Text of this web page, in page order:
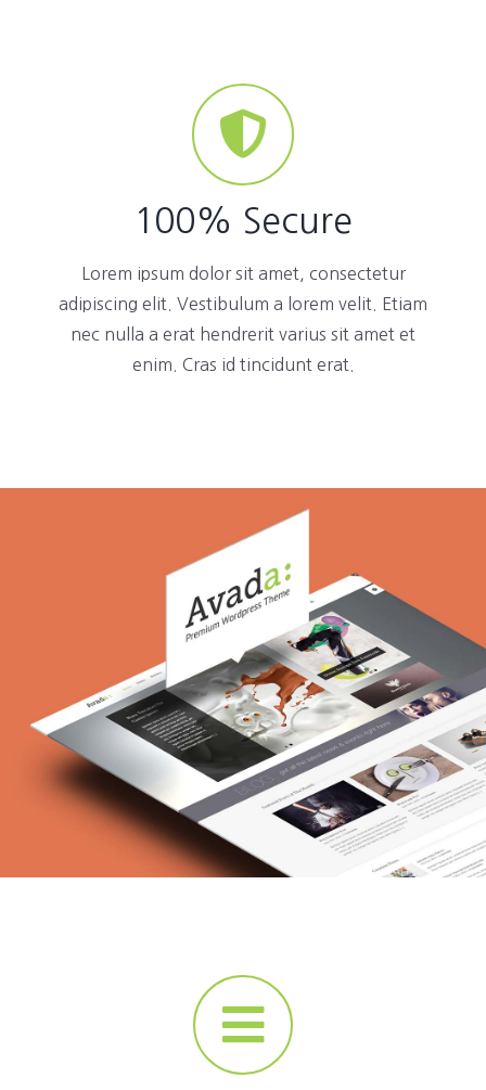
100% Secure
Lorem ipsum dolor sit amet, consectetur
adipiscing elit. Vestibulum a lorem velit. Etiam
nec nulla a erat hendrerit varius sit amet et
enim. Cras id tincidunt erat.